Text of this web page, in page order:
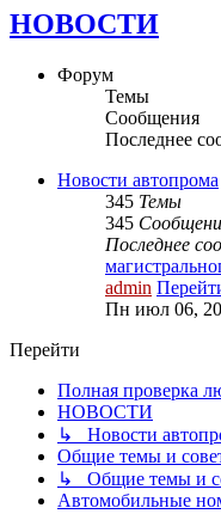
НОВОСТИ
Форум
Темы
Сообщения
Последнее
Новости автопрома
345 Темы
345
Последнее
admin
Пн июл 06,
Перейти
Полная проверка
НОВОСТИ
↳ Новости
Общие темы и
↳ Общие темы и
Автомобильные